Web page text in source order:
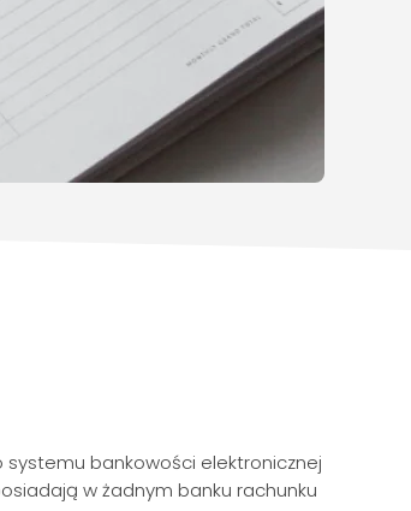
bankowości elektronicznej
w żadnym banku rachunku